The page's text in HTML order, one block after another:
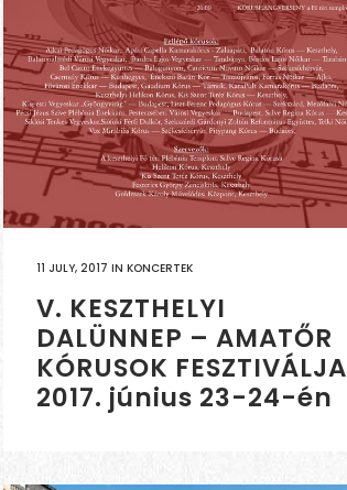
11 JULY, 2017 IN KONCERTEK
V. KESZTHELYI
DALÜNNEP – AMATŐR
KÓRUSOK FESZTIVÁLJA
2017. június 23-24-én